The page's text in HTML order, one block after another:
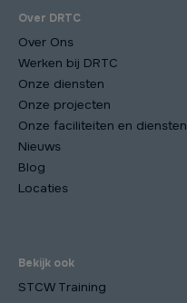
Over DRTC
Over Ons
Werken bij DRTC
Onze diensten
Onze projecten
Onze faciliteiten en diensten
Nieuws
Blog
Locaties
Bekijk ook
STCW Training